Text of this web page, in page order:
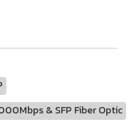
& SFP Fiber Optic